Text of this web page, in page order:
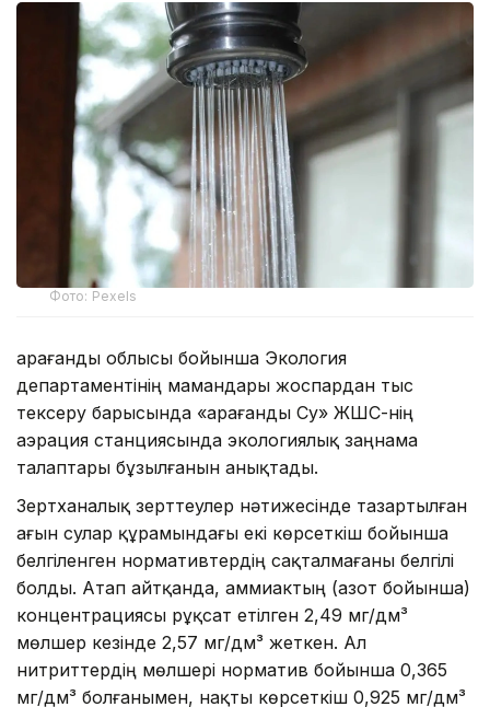
Фото: Pexels
Қарағанды облысы бойынша Экология
департаментінің мамандары жоспардан тыс
тексеру барысында «Қарағанды Су» ЖШС-нің
аэрация станциясында экологиялық заңнама
талаптары бұзылғанын анықтады.
Зертханалық зерттеулер нәтижесінде тазартылған
ағын сулар құрамындағы екі көрсеткіш бойынша
белгіленген нормативтердің сақталмағаны белгілі
болды. Атап айтқанда, аммиактың (азот бойынша)
концентрациясы рұқсат етілген 2,49 мг/дм³
мөлшер кезінде 2,57 мг/дм³ жеткен. Ал
нитриттердің мөлшері норматив бойынша 0,365
мг/дм³ болғанымен, нақты көрсеткіш 0,925 мг/дм³